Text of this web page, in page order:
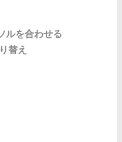
ルを合わせる
替え